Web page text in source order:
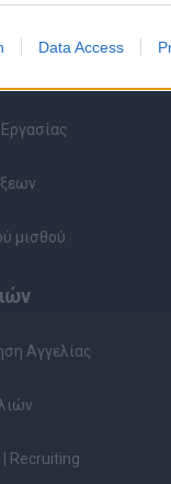
Data Access
μισθού
Αγγελίας
Recruiting